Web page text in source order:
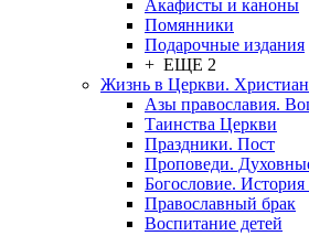
Акафисты и каноны
Помянники
Подарочные издания
+ ЕЩЕ 2
Жизнь в Церкви.
Азы православия.
Таинства Церкви
Праздники. Пост
Проповеди.
Богословие.
Православный брак
Воспитание детей